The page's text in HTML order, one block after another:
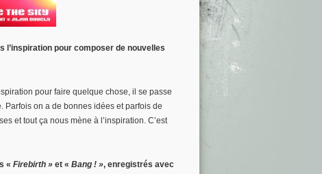
l’inspiration pour composer de nouvelles
pour faire quelque chose, il se passe
Parfois on a de bonnes idées et parfois de
et tout ça nous mène à l’inspiration. C’est
« Firebirth » et « Bang ! », enregistrés avec